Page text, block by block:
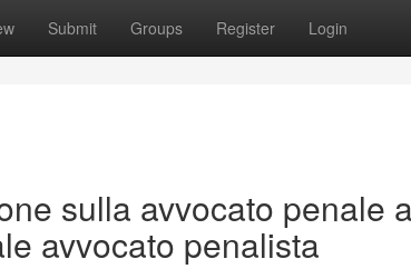
Submit Groups Register Login
sulla avvocato penale
avvocato penalista